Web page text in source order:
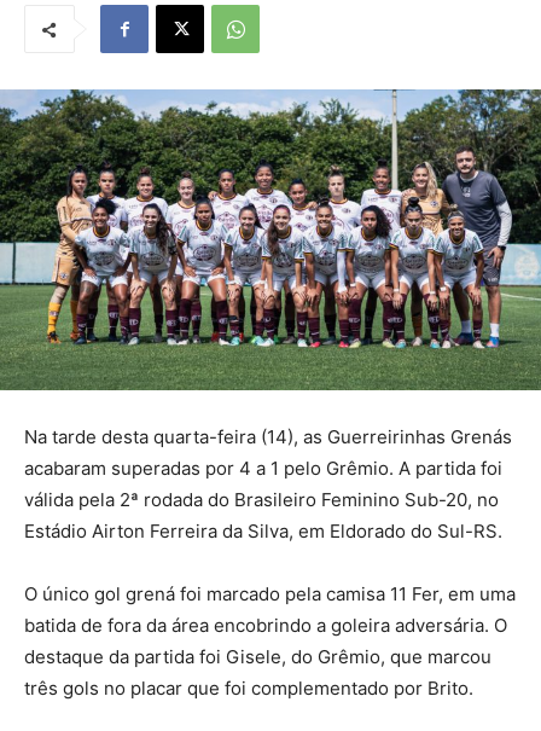
Na tarde desta quarta-feira (14), as Guerreirinhas Grenás
acabaram superadas por 4 a 1 pelo Grêmio. A partida foi
válida pela 2ª rodada do Brasileiro Feminino Sub-20, no
Estádio Airton Ferreira da Silva, em Eldorado do Sul-RS.
O único gol grená foi marcado pela camisa 11 Fer, em uma
batida de fora da área encobrindo a goleira adversária. O
destaque da partida foi Gisele, do Grêmio, que marcou
três gols no placar que foi complementado por Brito.